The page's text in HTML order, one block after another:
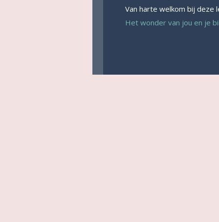
Van harte welkom bij deze
Het wonder van jou en je